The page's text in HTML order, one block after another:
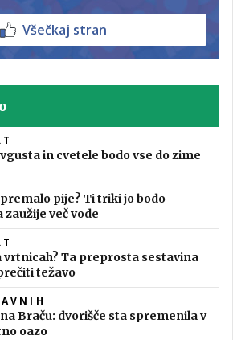
Všečkaj stran
in cvetele bodo vse do zime
pije? Ti triki jo bodo
zaužije več vode
vrtnicah? Ta preprosta sestavina
težavo
Braču: dvorišče sta spremenila v
oazo